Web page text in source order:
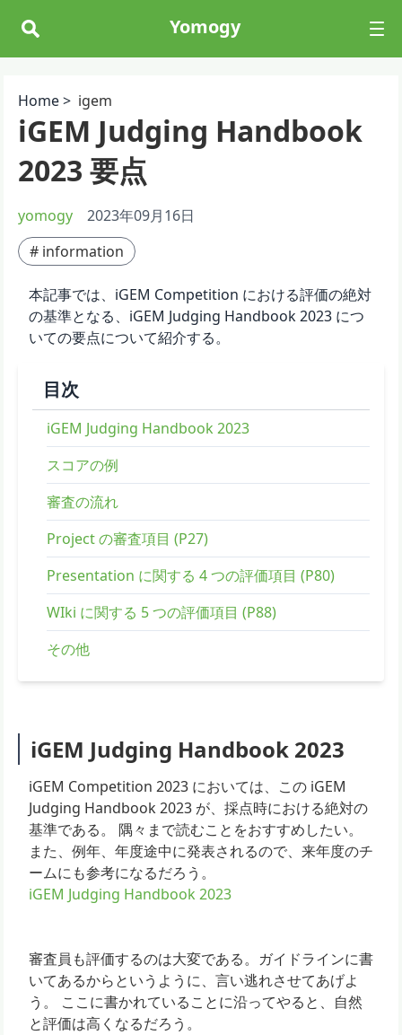
Yomogy
Home > igem
iGEM Judging Handbook
2023 要点
yomogy
2023年09月16日
# information
本記事では、iGEM Competition における評価の絶対
の基準となる、iGEM Judging Handbook 2023 につ
いての要点について紹介する。
目次
iGEM Judging Handbook 2023
スコアの例
審査の流れ
Project の審査項目 (P27)
Presentation に関する 4 つの評価項目 (P80)
WIki に関する 5 つの評価項目 (P88)
その他
iGEM Judging Handbook 2023
iGEM Competition 2023 においては、この iGEM
Judging Handbook 2023 が、採点時における絶対の
基準である。 隅々まで読むことをおすすめしたい。
また、例年、年度途中に発表されるので、来年度のチ
ームにも参考になるだろう。
iGEM Judging Handbook 2023
審査員も評価するのは大変である。ガイドラインに書
いてあるからというように、言い逃れさせてあげよ
う。 ここに書かれていることに沿ってやると、自然
と評価は高くなるだろう。